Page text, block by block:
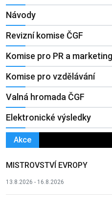
Návody
Revizní komise ČGF
Komise pro PR a marketing
Komise pro vzdělávání
Valná hromada ČGF
Elektronické výsledky
Akce
MISTROVSTVÍ EVROPY
13.8.2026 - 16.8.2026